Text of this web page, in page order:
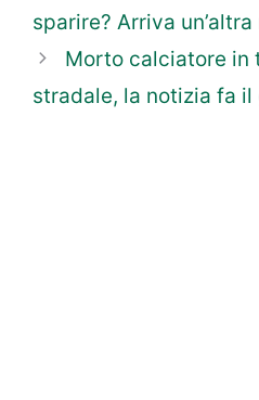
sparire? Arriva
Morto calciatore in
stradale, la notizia fa